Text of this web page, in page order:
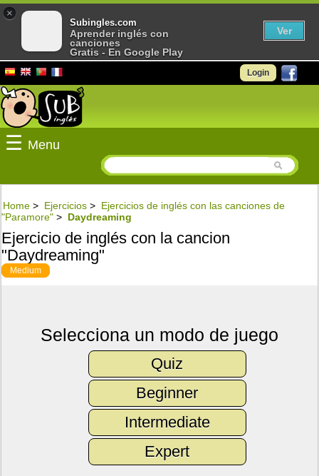
Login
☰ Menu
Home > Ejercicios > Ejercicios de inglés con las canciones de
"Paramore" > Daydreaming
Ejercicio de inglés con la cancion
"Daydreaming"
Medium
Selecciona un modo de juego
Quiz
Beginner
Intermediate
Expert
×
Subingles.com
Aprender inglés con
canciones
Gratis - En Google Play
Ver